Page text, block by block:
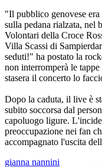
"Il pubblico genovese
sulla pedana rialzata, nel
Volontari della Croce
Villa Scassi di
seduti!" ha postato la
non interromperà le
stasera il concerto lo
Dopo la caduta, il live è
subito soccorsa dal
capoluogo ligure.
preoccupazione nei fan
accompagnato l'uscita
gianna nannini